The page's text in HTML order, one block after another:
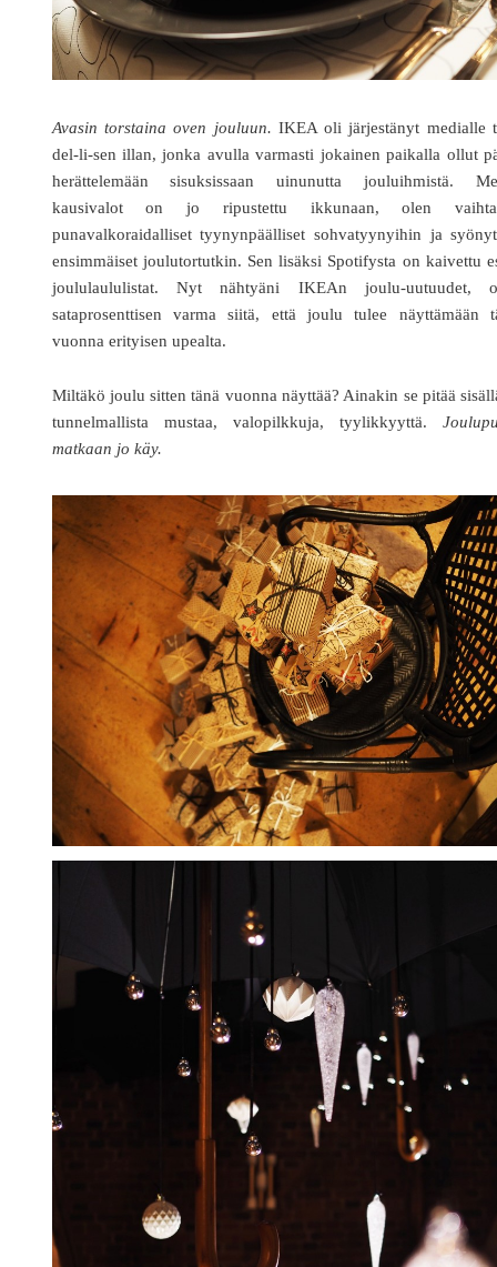
Avasin torstaina oven jouluun. IKEA oli järjestänyt medialle
del-li-sen illan, jonka avulla varmasti jokainen paikalla ollut
herättelemään sisuksissaan uinunutta jouluihmistä.
kausivalot on jo ripustettu ikkunaan, olen
punavalkoraidalliset tyynynpäälliset sohvatyynyihin ja
ensimmäiset joulutortutkin. Sen lisäksi Spotifysta on kaivettu
joululaululistat. Nyt nähtyäni IKEAn joulu-uutuudet,
sataprosenttisen varma siitä, että joulu tulee näyttämään
vuonna erityisen upealta.
Miltäkö joulu sitten tänä vuonna näyttää? Ainakin se pitää
tunnelmallista mustaa, valopilkkuja, tyylikkyyttä.
matkaan jo käy.